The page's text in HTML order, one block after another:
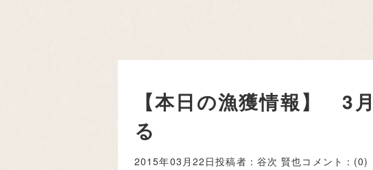
【本日の漁獲情報】
る
2015年03月22日投稿者：谷次 賢也コメント： (0)